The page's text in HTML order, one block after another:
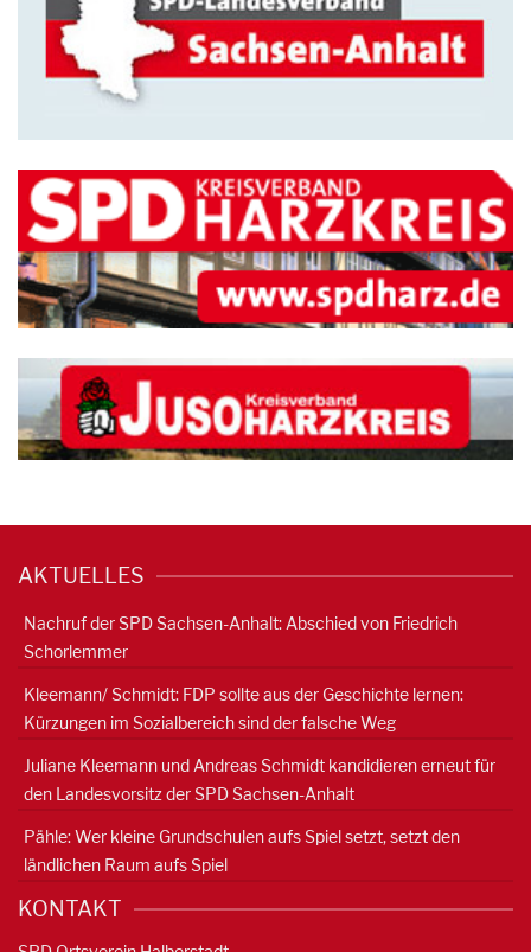
AKTUELLES
Nachruf der SPD Sachsen-Anhalt: Abschied von Friedrich
Schorlemmer
Kleemann/ Schmidt: FDP sollte aus der Geschichte lernen:
Kürzungen im Sozialbereich sind der falsche Weg
Juliane Kleemann und Andreas Schmidt kandidieren erneut für
den Landesvorsitz der SPD Sachsen-Anhalt
Pähle: Wer kleine Grundschulen aufs Spiel setzt, setzt den
ländlichen Raum aufs Spiel
KONTAKT